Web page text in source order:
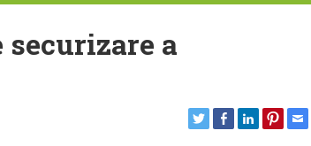
securizare a